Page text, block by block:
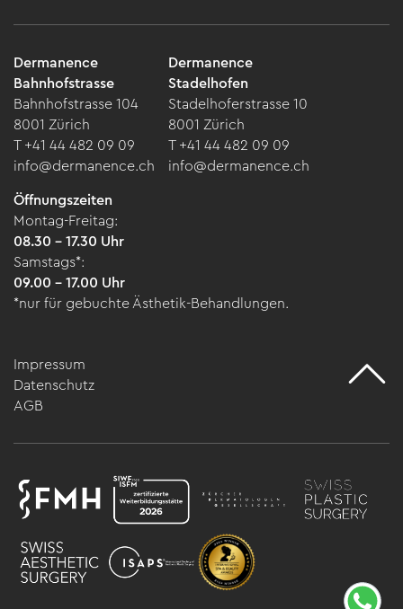
Dermanence
Bahnhofstrasse
Bahnhofstrasse 104
8001 Zürich
T +41 44 482 09 09
info@dermanence.ch
Dermanence
Stadelhofen
Stadelhoferstrasse 10
8001 Zürich
T +41 44 482 09 09
info@dermanence.ch
Öffnungszeiten
Montag-Freitag:
08.30 – 17.30 Uhr
Samstags*:
09.00 – 17.00 Uhr
*nur für gebuchte Ästhetik-Behandlungen.
Impressum
Datenschutz
AGB